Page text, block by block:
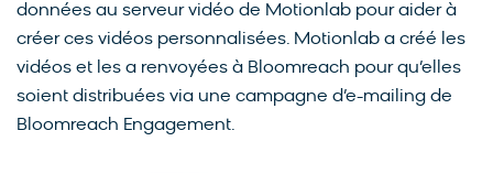
données au serveur vidéo de Motionlab pour aider à
créer ces vidéos personnalisées. Motionlab a créé les
vidéos et les a renvoyées à Bloomreach pour qu’elles
soient distribuées via une campagne d’e-mailing de
Bloomreach Engagement.